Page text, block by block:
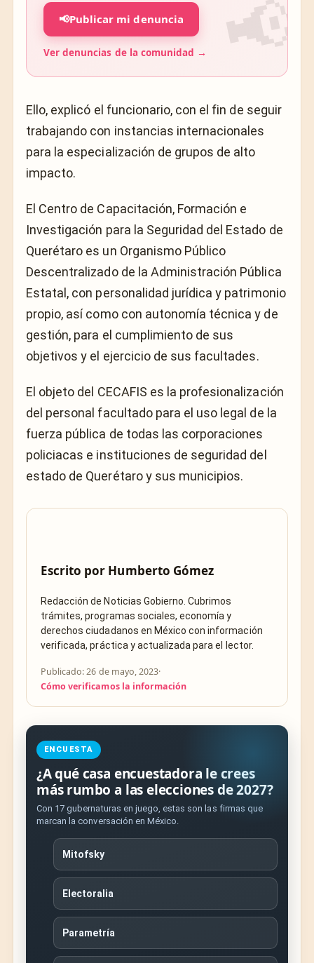
📢Publicar mi denuncia
Ver denuncias de la comunidad →
Ello, explicó el funcionario, con el fin de seguir
trabajando con instancias internacionales
para la especialización de grupos de alto
impacto.
El Centro de Capacitación, Formación e
Investigación para la Seguridad del Estado de
Querétaro es un Organismo Público
Descentralizado de la Administración Pública
Estatal, con personalidad jurídica y patrimonio
propio, así como con autonomía técnica y de
gestión, para el cumplimiento de sus
objetivos y el ejercicio de sus facultades.
El objeto del CECAFIS es la profesionalización
del personal facultado para el uso legal de la
fuerza pública de todas las corporaciones
policiacas e instituciones de seguridad del
estado de Querétaro y sus municipios.
Escrito por Humberto Gómez
Redacción de Noticias Gobierno. Cubrimos
trámites, programas sociales, economía y
derechos ciudadanos en México con información
verificada, práctica y actualizada para el lector.
Publicado: 26 de mayo, 2023·
Cómo verificamos la información
ENCUESTA
¿A qué casa encuestadora le crees
más rumbo a las elecciones de 2027?
Con 17 gubernaturas en juego, estas son las firmas que
marcan la conversación en México.
Mitofsky
Electoralia
Parametría